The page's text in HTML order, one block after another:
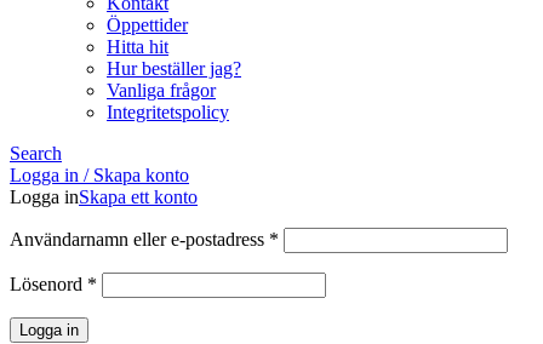
Öppettider
Hitta hit
Hur beställer jag?
Vanliga frågor
Integritetspolicy
Search
Logga in / Skapa konto
Logga inSkapa ett konto
Användarnamn eller e-postadress *
Lösenord *
Logga in